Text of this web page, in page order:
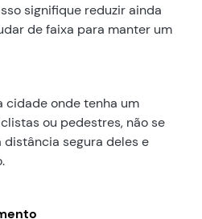
signifique reduzir ainda
de faixa para manter um
cidade onde tenha um
ou pedestres, não se
segura deles e